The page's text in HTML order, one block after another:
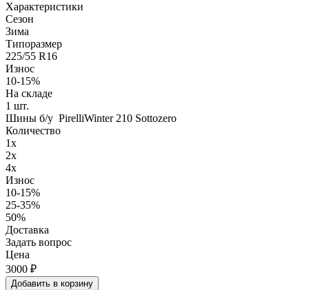
Характеристики
Сезон
Зима
Типоразмер
225/55 R16
Износ
10-15%
На складе
1 шт.
Шины б/у PirelliWinter 210 Sottozero
Количество
1x
2x
4x
Износ
10-15%
25-35%
50%
Доставка
Задать вопрос
Цена
3000 ₽
Добавить в корзину